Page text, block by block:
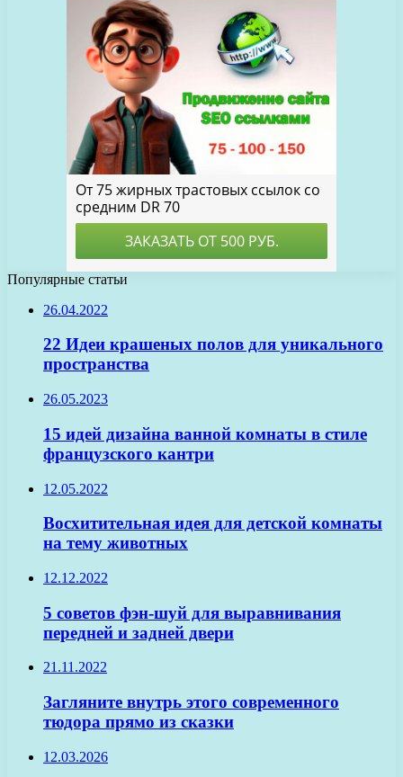
Популярные статьи
26.04.2022
22 Идеи крашеных полов для уникального
пространства
26.05.2023
15 идей дизайна ванной комнаты в стиле
французского кантри
12.05.2022
Восхитительная идея для детской комнаты
на тему животных
12.12.2022
5 советов фэн-шуй для выравнивания
передней и задней двери
21.11.2022
Загляните внутрь этого современного
тюдора прямо из сказки
12.03.2026